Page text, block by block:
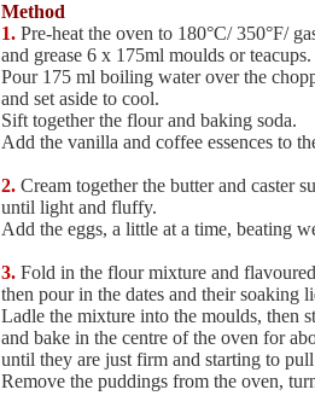
Method
1. Pre-heat the oven to 180°C/ 350°F/
and grease 6 x 175ml moulds or teacups.
Pour 175 ml boiling water over the
and set aside to cool.
Sift together the flour and baking soda.
Add the vanilla and coffee essences to
2. Cream together the butter and caster
until light and fluffy.
Add the eggs, a little at a time, beating
3. Fold in the flour mixture and
then pour in the dates and their soaking
Ladle the mixture into the moulds, then
and bake in the centre of the oven for
until they are just firm and starting to
Remove the puddings from the oven,